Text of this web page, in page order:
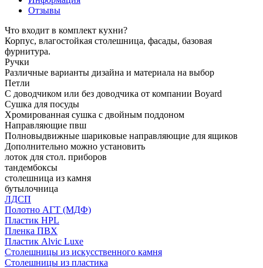
Отзывы
Что входит в комплект кухни?
Корпус, влагостойкая столешница, фасады, базовая
фурнитура.
Ручки
Различные варианты дизайна и материала на выбор
Петли
С доводчиком или без доводчика от компании Boyard
Сушка для посуды
Хромированная сушка с двойным поддоном
Направляющие пвш
Полновыдвижные шариковые направляющие для ящиков
Дополнительно можно установить
лоток для стол. приборов
тандембоксы
столешница из камня
бутылочница
ЛДСП
Полотно АГТ (МДФ)
Пластик HPL
Пленка ПВХ
Пластик Alvic Luxe
Столешницы из искусственного камня
Столешницы из пластика